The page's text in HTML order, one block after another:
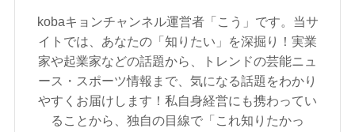
kobaキョンチャンネル運営者「こう」です。当サ
イトでは、あなたの「知りたい」を深掘り！実業
家や起業家などの話題から、トレンドの芸能ニュ
ース・スポーツ情報まで、気になる話題をわかり
やすくお届けします！私自身経営にも携わってい
ることから、独自の目線で「これ知りたかっ